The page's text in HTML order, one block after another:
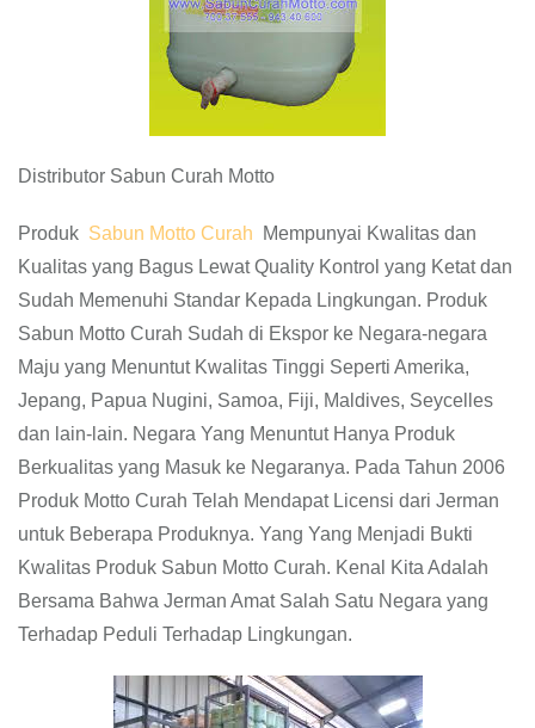
Distributor Sabun Curah Motto
Produk Sabun Motto Curah
Mempunyai Kwalitas dan
Kualitas yang Bagus Lewat Quality Kontrol yang Ketat dan
Sudah Memenuhi Standar Kepada Lingkungan. Produk
Sabun Motto Curah Sudah di Ekspor ke Negara-negara
Maju yang Menuntut Kwalitas Tinggi Seperti Amerika,
Jepang, Papua Nugini, Samoa, Fiji, Maldives, Seycelles
dan lain-lain. Negara Yang Menuntut Hanya Produk
Berkualitas yang Masuk ke Negaranya. Pada Tahun 2006
Produk Motto Curah Telah Mendapat Licensi dari Jerman
untuk Beberapa Produknya. Yang Yang Menjadi Bukti
Kwalitas Produk Sabun Motto Curah. Kenal Kita Adalah
Bersama Bahwa Jerman Amat Salah Satu Negara yang
Terhadap Peduli Terhadap Lingkungan.